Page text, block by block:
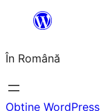
conținut
În Română
Obține WordPress